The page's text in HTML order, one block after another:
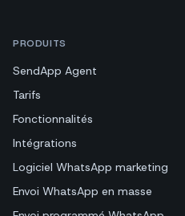
PRODUITS
SendApp Agent
Tarifs
Fonctionnalités
Intégrations
Logiciel WhatsApp marketing
Envoi WhatsApp en masse